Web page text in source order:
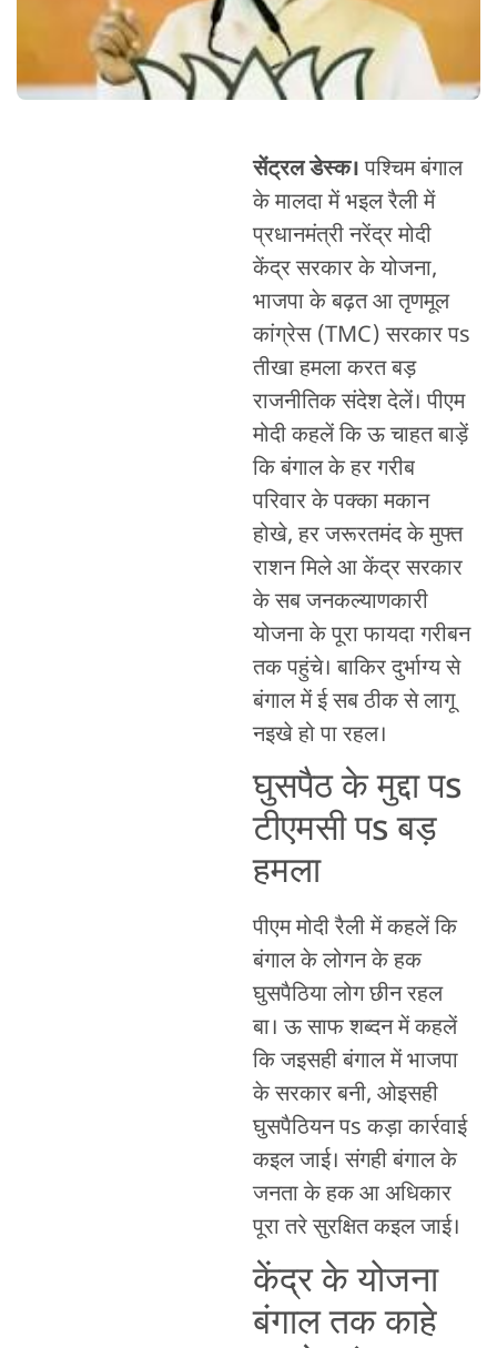
सेंट्रल डेस्क।पश्चिम बंगाल
के मालदा में भइल रैली में
प्रधानमंत्री नरेंद्र मोदी
केंद्र सरकार के योजना,
भाजपा के बढ़त आ तृणमूल
कांग्रेस (TMC) सरकार पs
तीखा हमला करत बड़
राजनीतिक संदेश देलें। पीएम
मोदी कहलें कि ऊ चाहत बाड़ें
कि बंगाल के हर गरीब
परिवार के पक्का मकान
होखे, हर जरूरतमंद के मुफ्त
राशन मिले आ केंद्र सरकार
के सब जनकल्याणकारी
योजना के पूरा फायदा गरीबन
तक पहुंचे। बाकिर दुर्भाग्य से
बंगाल में ई सब ठीक से लागू
नइखे हो पा रहल।
घुसपैठ के मुद्दा पs
टीएमसी पs बड़
हमला
पीएम मोदी रैली में कहलें कि
बंगाल के लोगन के हक
घुसपैठिया लोग छीन रहल
बा। ऊ साफ शब्दन में कहलें
कि जइसही बंगाल में भाजपा
के सरकार बनी, ओइसही
घुसपैठियन पs कड़ा कार्रवाई
कइल जाई। संगही बंगाल के
जनता के हक आ अधिकार
पूरा तरे सुरक्षित कइल जाई।
केंद्र के योजना
बंगाल तक काहे